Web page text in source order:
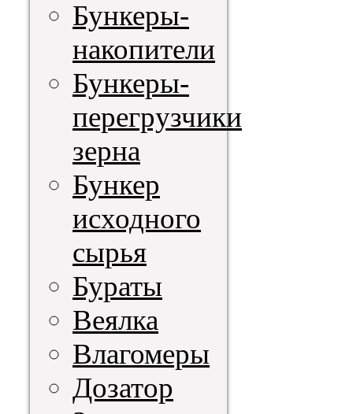
Бункеры-
накопители
Бункеры-
перегрузчики
зерна
Бункер
исходного
сырья
Бураты
Веялка
Влагомеры
Дозатор